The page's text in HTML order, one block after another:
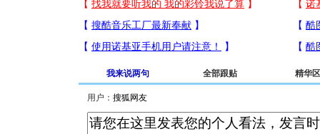
我来说两句 全部跟贴 精华区
用户：